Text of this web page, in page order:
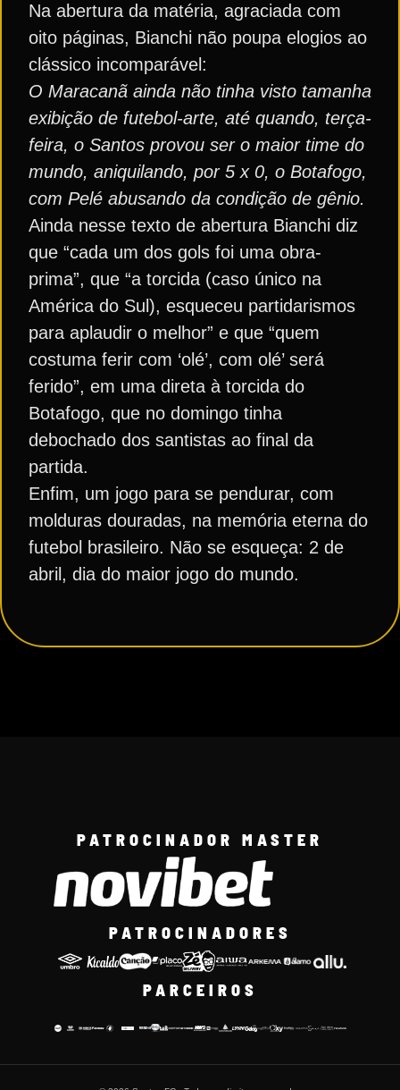
Na abertura da matéria, agraciada com
oito páginas, Bianchi não poupa elogios ao
clássico incomparável:
O Maracanã ainda não tinha visto tamanha
exibição de futebol-arte, até quando, terça-
feira, o Santos provou ser o maior time do
mundo, aniquilando, por 5 x 0, o Botafogo,
com Pelé abusando da condição de gênio.
Ainda nesse texto de abertura Bianchi diz
que “cada um dos gols foi uma obra-
prima”, que “a torcida (caso único na
América do Sul), esqueceu partidarismos
para aplaudir o melhor” e que “quem
costuma ferir com ‘olé’, com olé’ será
ferido”, em uma direta à torcida do
Botafogo, que no domingo tinha
debochado dos santistas ao final da
partida.
Enfim, um jogo para se pendurar, com
molduras douradas, na memória eterna do
futebol brasileiro. Não se esqueça: 2 de
abril, dia do maior jogo do mundo.
PATROCINADOR MASTER
PATROCINADORES
PARCEIROS